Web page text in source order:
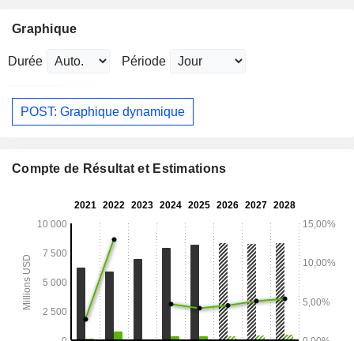
Graphique
Durée Période
POST: Graphique dynamique
Compte de Résultat et Estimations